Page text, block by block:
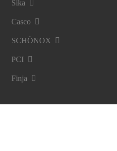
Sika
Casco
SCHÖNOX
PCI
Finja